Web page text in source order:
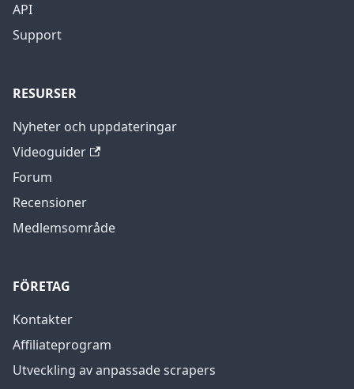
API
Support
RESURSER
Nyheter och uppdateringar
Videoguider
Forum
Recensioner
Medlemsområde
FÖRETAG
Kontakter
Affiliateprogram
Utveckling av anpassade scrapers